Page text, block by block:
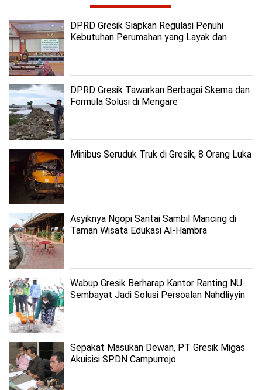
DPRD Gresik Siapkan Regulasi Penuhi
Kebutuhan Perumahan yang Layak dan
DPRD Gresik Tawarkan Berbagai Skema dan
Formula Solusi di Mengare
Minibus Seruduk Truk di Gresik, 8 Orang Luka
Asyiknya Ngopi Santai Sambil Mancing di
Taman Wisata Edukasi Al-Hambra
Wabup Gresik Berharap Kantor Ranting NU
Sembayat Jadi Solusi Persoalan Nahdliyyin
Sepakat Masukan Dewan, PT Gresik Migas
Akuisisi SPDN Campurrejo